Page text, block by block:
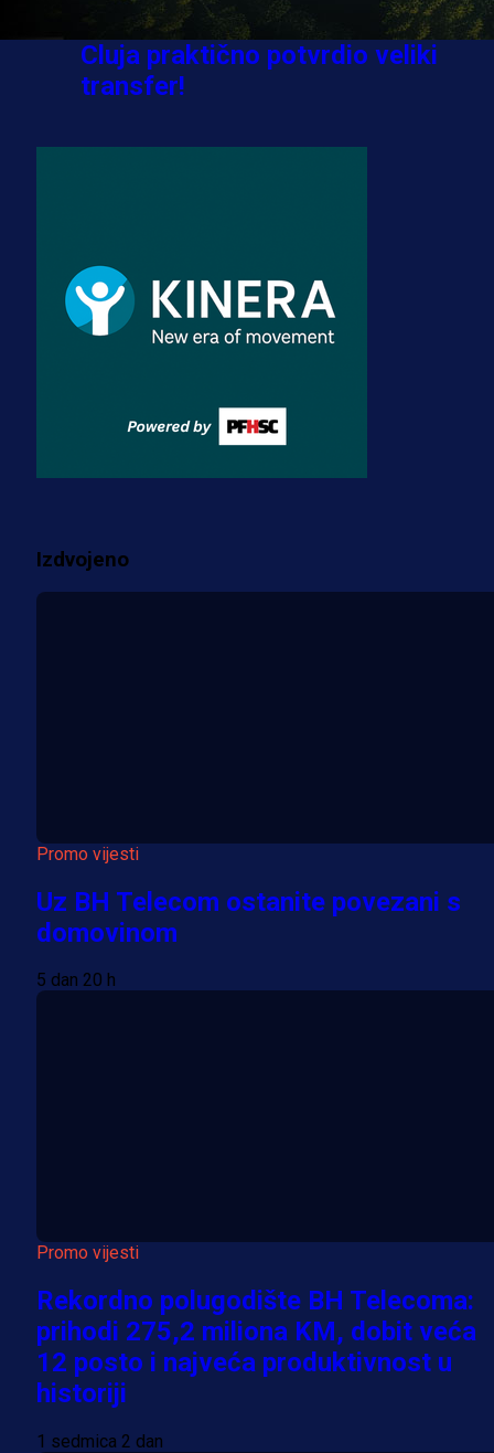
Jovo Lukić ima novi klub: Trener
Cluja praktično potvrdio veliki
transfer!
transfer!?
3 sedmica 3 dan
A Selekcija
Fudbaler Olympiacosa želi obući
Izdvojeno
Promo vijesti
Uz BH Telecom ostanite povezani s
domovinom
5 dan 20 h
Promo vijesti
Rekordno polugodište BH Telecoma:
prihodi 275,2 miliona KM, dobit veća
12 posto i najveća produktivnost u
historiji
1 sedmica 2 dan